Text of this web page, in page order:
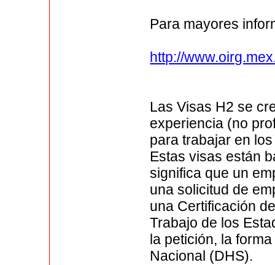
Para mayores
http://
Las Visas H2 se
experiencia (no
para trabajar en
Estas visas están
significa que un
una solicitud de
una Certificación
Trabajo de los
la petición, la
Nacional (DHS).